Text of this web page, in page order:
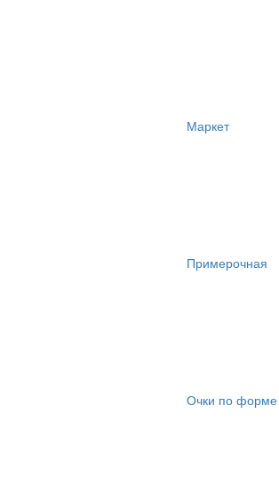
Маркет
Примерочная
Очки по форме